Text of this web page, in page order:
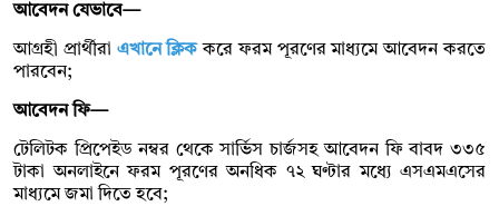
আবেদন যেভাবে—
আগ্রহী প্রার্থীরা এখানে ক্লিককরে ফরম পূরণের মাধ্যমে আবেদন করতে
পারবেন;
আবেদন ফি—
টেলিটক প্রিপেইড নম্বর থেকে সার্ভিস চার্জসহ আবেদন ফি বাবদ ৩৩৫
টাকা অনলাইনে ফরম পূরণের অনধিক ৭২ ঘণ্টার মধ্যে এসএমএসের
মাধ্যমে জমা দিতে হবে;